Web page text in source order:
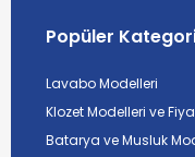
Popüler
Lavabo Modelleri
Klozet Modelleri ve
Batarya ve Musluk